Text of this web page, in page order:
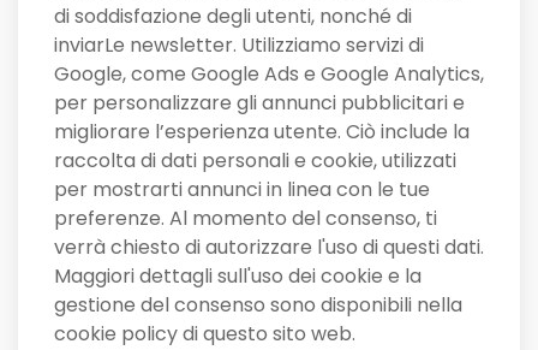
di soddisfazione degli utenti, nonché di
inviarLe newsletter. Utilizziamo servizi di
Google, come Google Ads e Google Analytics,
per personalizzare gli annunci pubblicitari e
migliorare l’esperienza utente. Ciò include la
raccolta di dati personali e cookie, utilizzati
per mostrarti annunci in linea con le tue
preferenze. Al momento del consenso, ti
verrà chiesto di autorizzare l'uso di questi dati.
Maggiori dettagli sull'uso dei cookie e la
gestione del consenso sono disponibili nella
cookie policy di questo sito web.